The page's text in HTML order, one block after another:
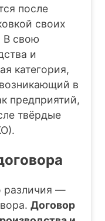
после
своих
В свою
и
категория,
в
предприятий,
твёрдые
различия —
Договор